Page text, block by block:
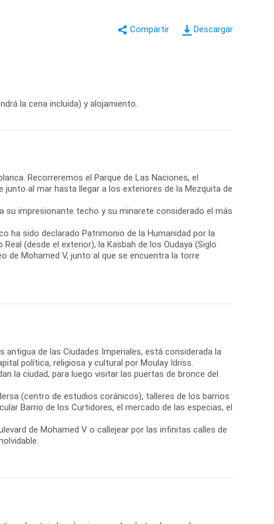
Descargar
la cena incluida) y alojamiento.
Recorreremos el Parque de Las Naciones, el
junto al mar hasta llegar a los exteriores de la Mezquita de
su impresionante techo y su minarete considerado el más
ha sido declarado Patrimonio de la Humanidad por la
(desde el exterior), la Kasbah de los Oudaya (Siglo
de Mohamed V, junto al que se encuentra la torre
antigua de las Ciudades Imperiales, está considerada la
política, religiosa y cultural por Moulay Idriss.
la ciudad, para luego visitar las puertas de bronce del
(centro de estudios coránicos), talleres de los barrios
Barrio de los Curtidores, el mercado de las especias, el
de Mohamed V o callejear por las infinitas calles de